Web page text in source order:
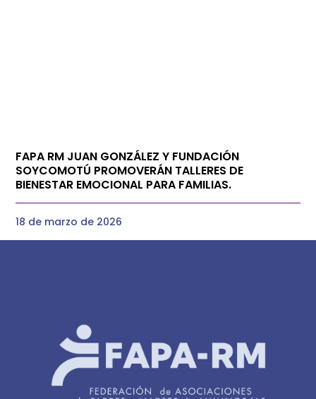
FAPA RM JUAN GONZÁLEZ Y FUNDACIÓN
SOYCOMOTÚ PROMOVERÁN TALLERES DE
BIENESTAR EMOCIONAL PARA FAMILIAS.
18 de marzo de 2026